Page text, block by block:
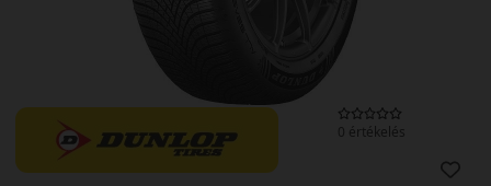
0 értékelés